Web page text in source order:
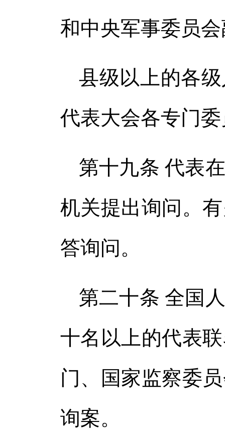
和中央军事委员
县级以上的各
代表大会各专门
第十九条 代表
机关提出询问。
答询问。
第二十条 全国
十名以上的代表
门、国家监察委
询案。